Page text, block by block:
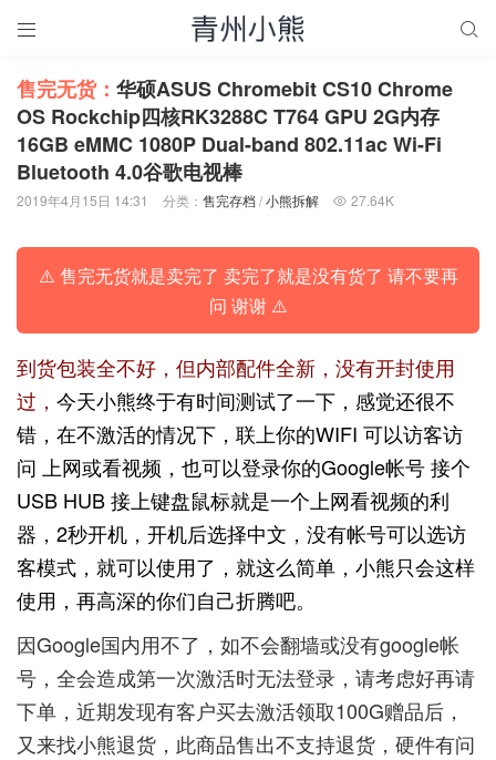
 
售完无货： 华硕ASUS Chromebit CS10 Chrome
OS Rockchip四核RK3288C T764 GPU 2G内存
16GB eMMC 1080P Dual-band 802.11ac Wi-Fi
Bluetooth 4.0谷歌电视棒
2019年4月15日 14:31 分类： 售完存档/小熊拆解  27.64K
⚠️ 售完无货就是卖完了 卖完了就是没有货了 请不要再
问 谢谢 ⚠️
到货包装全不好，但内部配件全新，没有开封使用
过， 今天小熊终于有时间测试了一下，感觉还很不
错，在不激活的情况下，联上你的WIFI 可以访客访
问 上网或看视频，也可以登录你的Google帐号 接个
USB HUB 接上键盘鼠标就是一个上网看视频的利
器，2秒开机，开机后选择中文，没有帐号可以选访
客模式，就可以使用了，就这么简单，小熊只会这样
使用，再高深的你们自己折腾吧。
因Google国内用不了，如不会翻墙或没有google帐
号，全会造成第一次激活时无法登录，请考虑好再请
下单，近期发现有客户买去激活领取100G赠品后，
又来找小熊退货，此商品售出不支持退货，硬件有问